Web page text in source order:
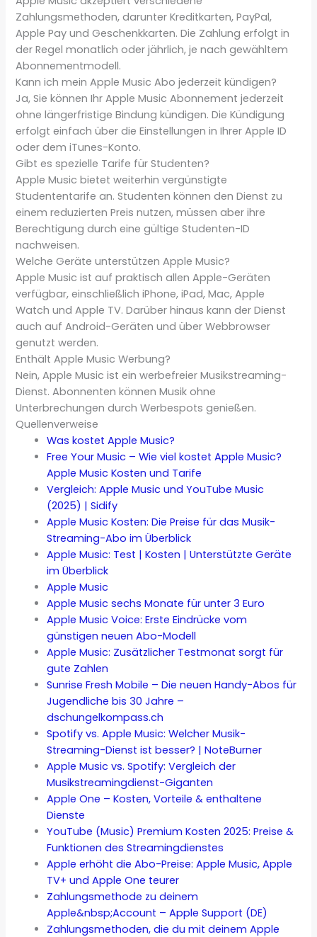
Zahlungsmethoden, darunter Kreditkarten, PayPal,
Apple Pay und Geschenkkarten. Die Zahlung erfolgt in
der Regel monatlich oder jährlich, je nach gewähltem
Abonnementmodell.
Kann ich mein Apple Music Abo jederzeit kündigen?
Ja, Sie können Ihr Apple Music Abonnement jederzeit
ohne längerfristige Bindung kündigen. Die Kündigung
erfolgt einfach über die Einstellungen in Ihrer Apple ID
oder dem iTunes-Konto.
Gibt es spezielle Tarife für Studenten?
Apple Music bietet weiterhin vergünstigte
Studententarife an. Studenten können den Dienst zu
einem reduzierten Preis nutzen, müssen aber ihre
Berechtigung durch eine gültige Studenten-ID
nachweisen.
Welche Geräte unterstützen Apple Music?
Apple Music ist auf praktisch allen Apple-Geräten
verfügbar, einschließlich iPhone, iPad, Mac, Apple
Watch und Apple TV. Darüber hinaus kann der Dienst
auch auf Android-Geräten und über Webbrowser
genutzt werden.
Enthält Apple Music Werbung?
Nein, Apple Music ist ein werbefreier Musikstreaming-
Dienst. Abonnenten können Musik ohne
Unterbrechungen durch Werbespots genießen.
Quellenverweise
Was kostet Apple Music?
Free Your Music – Wie viel kostet Apple Music?
Apple Music Kosten und Tarife
Vergleich: Apple Music und YouTube Music
(2025) | Sidify
Apple Music Kosten: Die Preise für das Musik-
Streaming-Abo im Überblick
Apple Music: Test | Kosten | Unterstützte Geräte
im Überblick
Apple Music
Apple Music sechs Monate für unter 3 Euro
Apple Music Voice: Erste Eindrücke vom
günstigen neuen Abo-Modell
Apple Music: Zusätzlicher Testmonat sorgt für
gute Zahlen
Sunrise Fresh Mobile – Die neuen Handy-Abos für
Jugendliche bis 30 Jahre –
dschungelkompass.ch
Spotify vs. Apple Music: Welcher Musik-
Streaming-Dienst ist besser? | NoteBurner
Apple Music vs. Spotify: Vergleich der
Musikstreamingdienst-Giganten
Apple One – Kosten, Vorteile & enthaltene
Dienste
YouTube (Music) Premium Kosten 2025: Preise &
Funktionen des Streamingdienstes
Apple erhöht die Abo-Preise: Apple Music, Apple
TV+ und Apple One teurer
Zahlungsmethode zu deinem
Apple&nbsp;Account – Apple Support (DE)
Zahlungsmethoden, die du mit deinem Apple